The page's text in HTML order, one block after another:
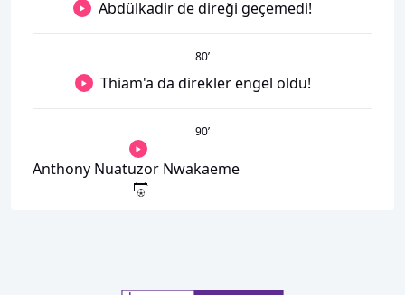
Abdülkadir de direği geçemedi!
80’
Thiam'a da direkler engel oldu!
90’
Anthony Nuatuzor Nwakaeme